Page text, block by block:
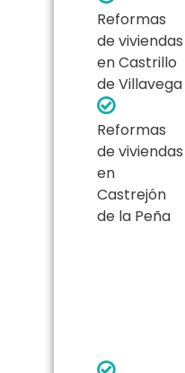
Reformas
de viviendas
en Castrillo
de Villavega
Reformas
de viviendas
en
Castrejón
de la Peña